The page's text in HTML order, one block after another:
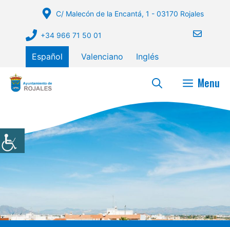
contenido
C/ Malecón de la Encantá, 1 - 03170 Rojales
+34 966 71 50 01
Español Valenciano Inglés
Menu